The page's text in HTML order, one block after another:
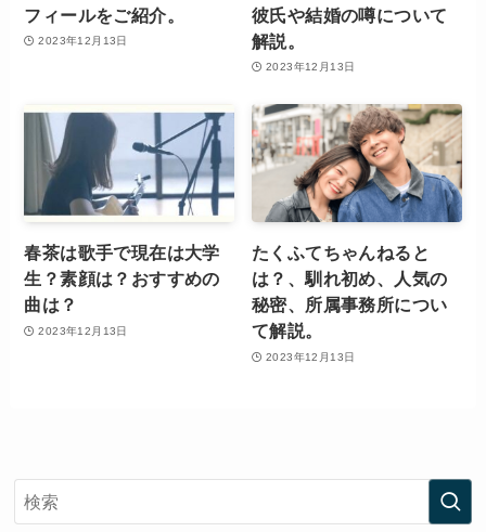
フィールをご紹介。
2023年12月13日
彼氏や結婚の噂について
解説。
2023年12月13日
春茶は歌手で現在は大学
生？素顔は？おすすめの
曲は？
2023年12月13日
たくふてちゃんねると
は？、馴れ初め、人気の
秘密、所属事務所につい
て解説。
2023年12月13日